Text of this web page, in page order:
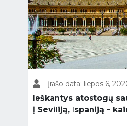
Įrašo data: liepos 6,
Ieškantys atostogų
į Seviliją, Ispaniją –